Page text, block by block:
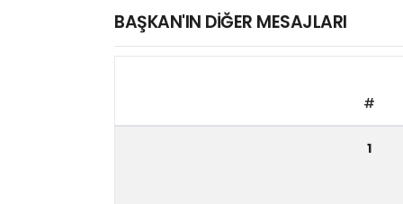
BAŞKAN'IN DİĞER MESAJLARI
#
1